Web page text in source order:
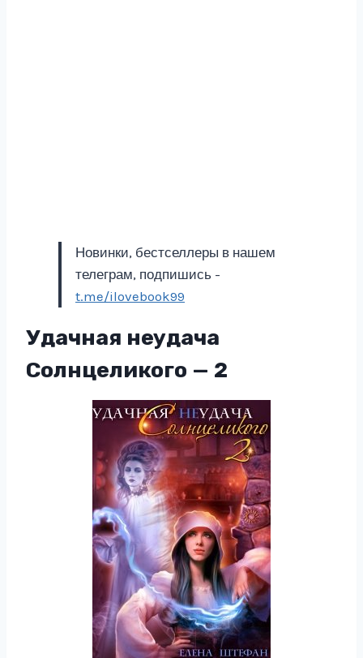
Новинки, бестселлеры в нашем
телеграм, подпишись -
t.me/ilovebook99
Удачная неудача
Солнцеликого — 2